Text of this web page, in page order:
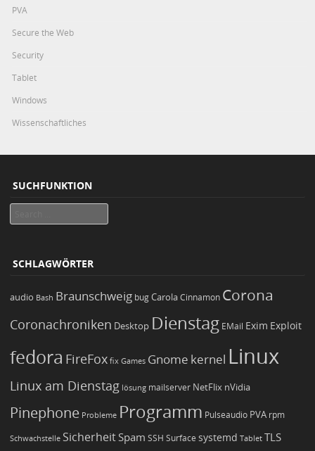
PVA
Secure the Web
Security
Tablet
Windows
Wissenschaftliches
SUCHFUNKTION
SCHLAGWÖRTER
audio Bash Braunschweig bugCarola Cinnamon Corona
Coronachroniken Desktop Dienstag EMail Exim Exploit
fedora FireFox fix Games Gnome kernel Linux
Linux am Dienstag lösung mailserver NetFlix nVidia
Pinephone Probleme Programm Pulseaudio PVA rpm
Schwachstelle Sicherheit Spam SSH Surface systemd Tablet TLS